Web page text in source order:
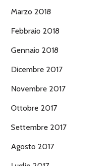
Marzo 2018
Febbraio 2018
Gennaio 2018
Dicembre 2017
Novembre 2017
Ottobre 2017
Settembre 2017
Agosto 2017